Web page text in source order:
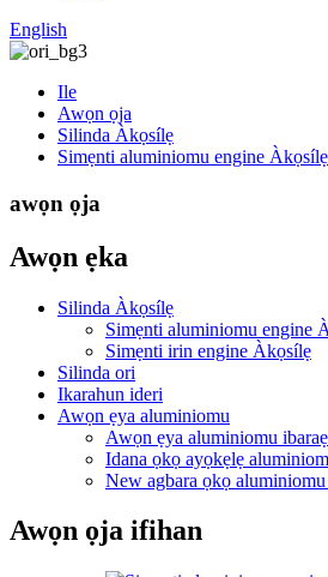
English
Ile
Awọn ọja
Silinda Àkọsílẹ
Simẹnti aluminiomu engine Àkọsílẹ
awọn ọja
Awọn ẹka
Silinda Àkọsílẹ
Simẹnti aluminiomu engine
Simẹnti irin engine Àkọsílẹ
Silinda ori
Ikarahun ideri
Awọn ẹya aluminiomu
Awọn ẹya aluminiomu
Idana ọkọ ayọkẹlẹ
New agbara ọkọ aluminiomu
Awọn ọja ifihan